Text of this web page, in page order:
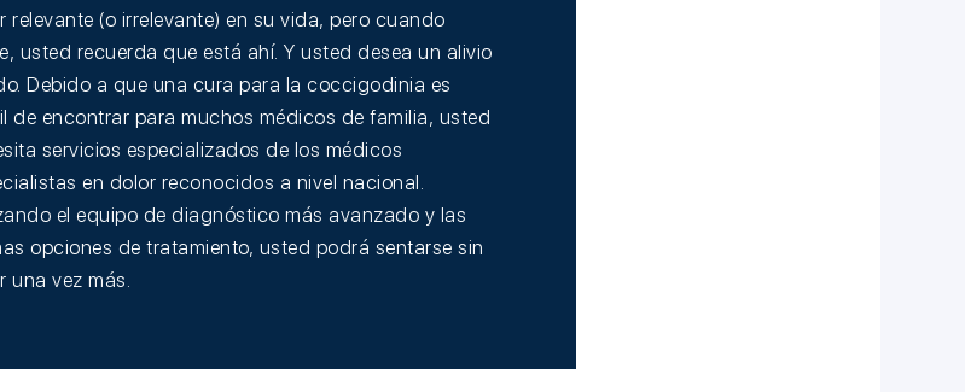
relevante (o irrelevante) en su vida, pero cuando
usted recuerda que está ahí. Y usted desea un alivio
Debido a que una cura para la coccigodinia es
de encontrar para muchos médicos de familia, usted
servicios especializados de los médicos
en dolor reconocidos a nivel nacional.
el equipo de diagnóstico más avanzado y las
opciones de tratamiento, usted podrá sentarse sin
una vez más.